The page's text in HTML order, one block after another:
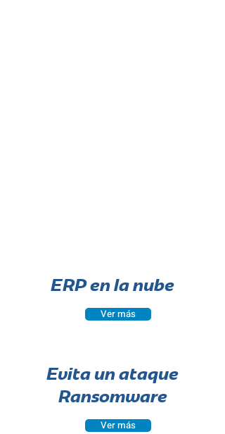
ERP en la nube
Ver más
Evita un ataque
Ransomware
Ver más